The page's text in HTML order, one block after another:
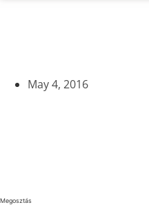
May 4, 2016
Megosztás